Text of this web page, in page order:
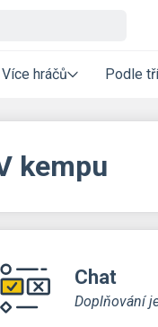
Více hráčů Podle
kempu
Chat
Doplňování